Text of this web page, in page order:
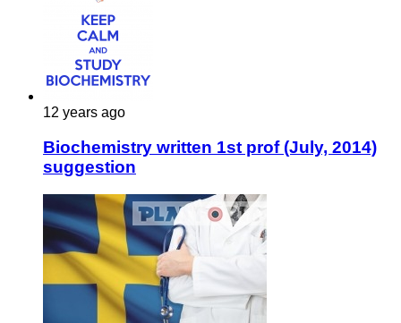
12 years ago
Biochemistry written 1st prof (July, 2014)
suggestion